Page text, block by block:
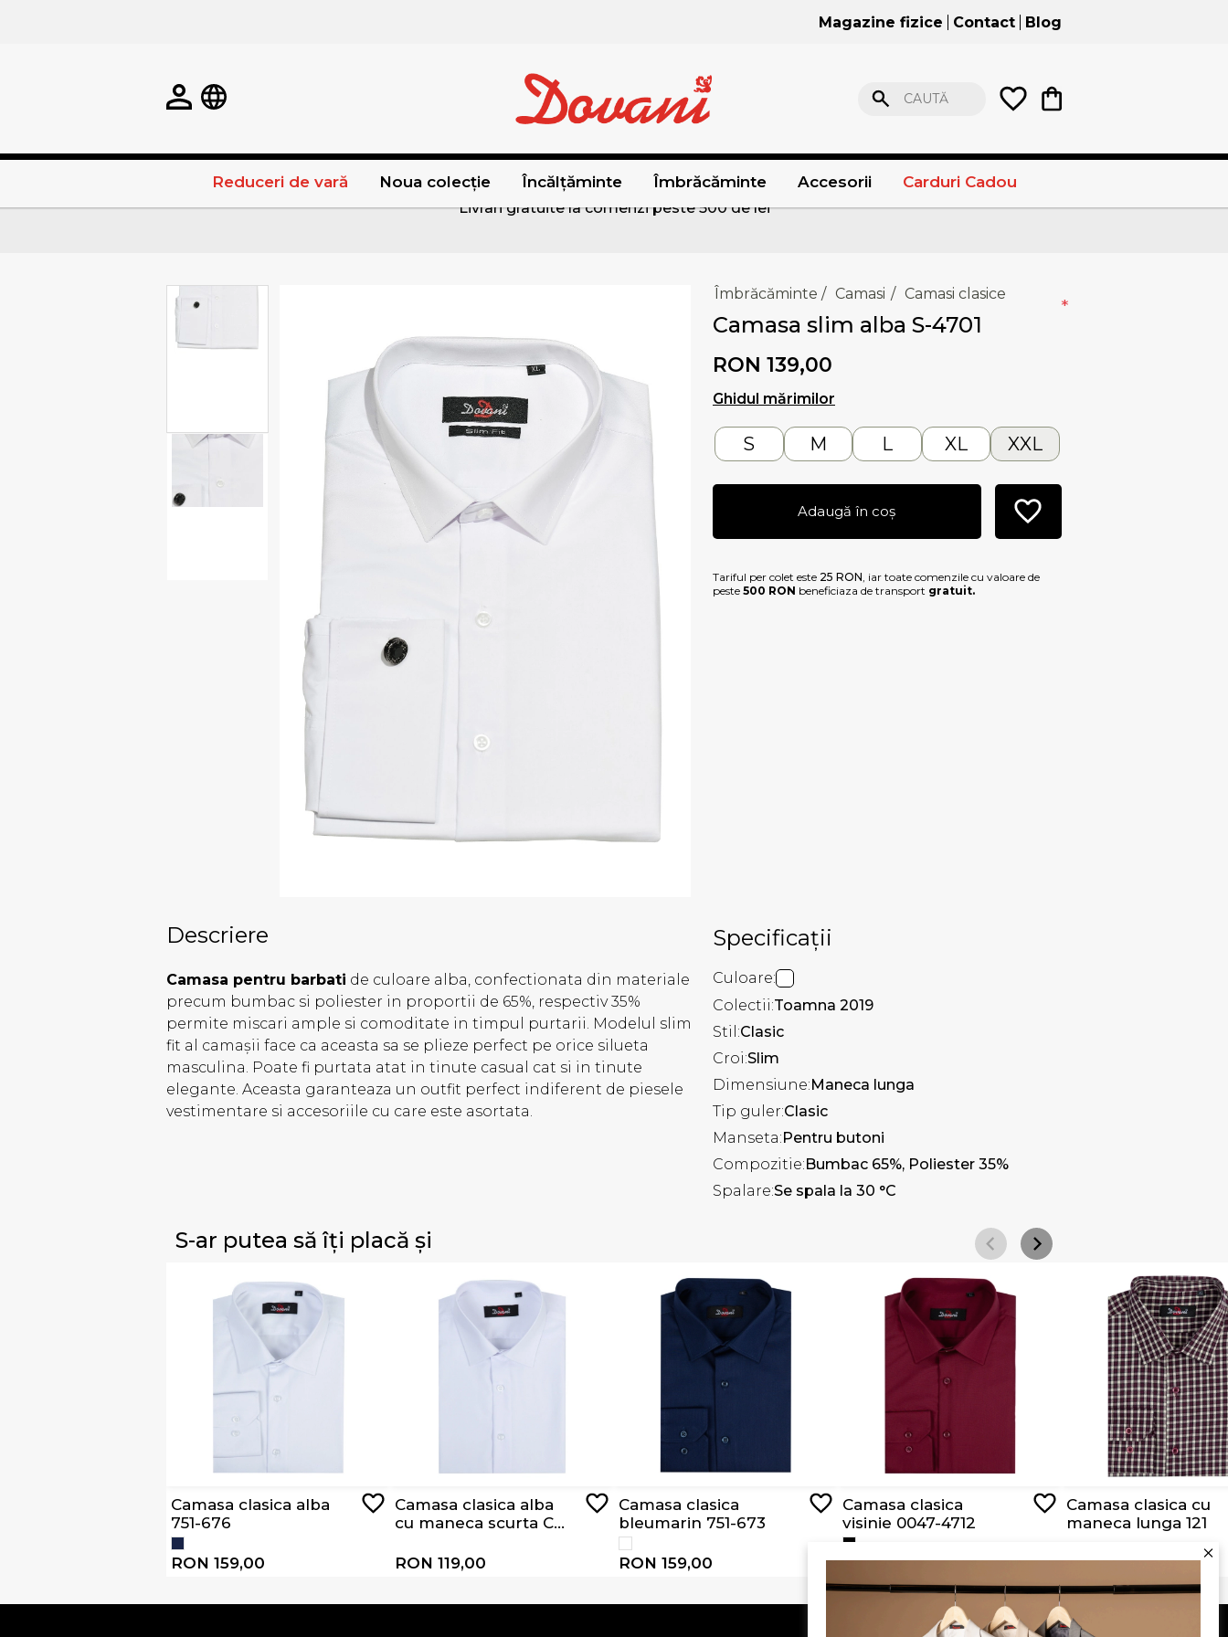
Magazine fizice Contact Blog
CAUTĂ
Reduceri de vară Noua colecție Încălțăminte Îmbrăcăminte Accesorii Carduri Cadou
Livrari gratuite la comenzi peste 500 de lei
Îmbrăcăminte / Camasi / Camasi clasice
Camasa slim alba S-4701
RON 139,00
Ghidul mărimilor
*
S M L XL XXL
Adaugă în coș
Tariful per colet este 25 RON , iar toate comenzile cu valoare de
peste 500 RON beneficiaza de transport gratuit.
Descriere
Camasa pentru barbati de culoare alba, confectionata din materiale
precum bumbac si poliester in proportii de 65%, respectiv 35%
permite miscari ample si comoditate in timpul purtarii. Modelul slim
fit al camașii face ca aceasta sa se plieze perfect pe orice silueta
masculina. Poate fi purtata atat in tinute casual cat si in tinute
elegante. Aceasta garanteaza un outfit perfect indiferent de piesele
vestimentare si accesoriile cu care este asortata.
Specificații
Culoare:
Colectii:Toamna 2019
Stil:Clasic
Croi:Slim
Dimensiune:Maneca lunga
Tip guler:Clasic
Manseta:Pentru butoni
Compozitie:Bumbac 65%, Poliester 35%
Spalare:Se spala la 30 °C
S-ar putea să îți placă și
Camasa clasica alba
751-676
RON 159,00
Camasa clasica alba
cu maneca scurta CS
RON 119,00
Camasa clasica
bleumarin 751-673
RON 159,00
Camasa clasica
visinie 0047-4712
RON 129,00
Camasa clasica cu
maneca lunga 121
RON 119,00